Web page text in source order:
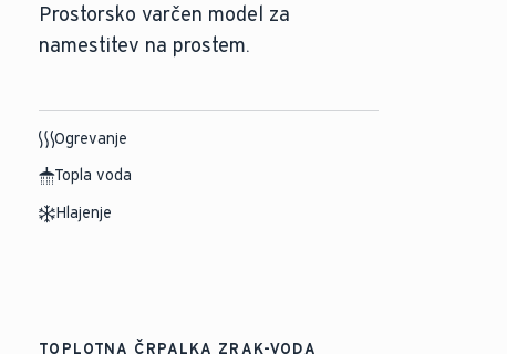
Prostorsko varčen model za
namestitev na prostem.
Ogrevanje
Topla voda
Hlajenje
TOPLOTNA ČRPALKA ZRAK-VODA